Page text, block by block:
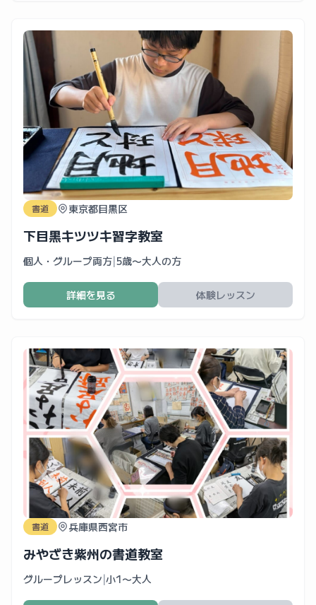
書道 東京都目黒区
下目黒キツツキ習字教室
個人・グループ両方|5歳〜大人の方
詳細を見る 体験レッスン
書道 兵庫県西宮市
みやざき紫州の書道教室
グループレッスン|小1〜大人